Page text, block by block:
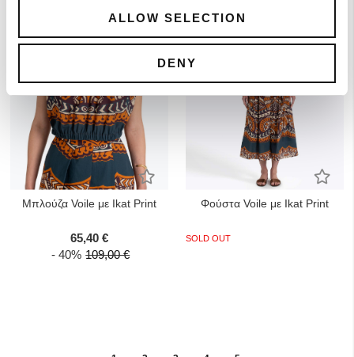
ALLOW SELECTION
DENY
Προσθήκη στα Αγαπημένα
Mπλούζα Voile με Ikat Print
109,00 €
- 40%
65,40 €
Φούστα Voile με Ikat Print
SOLD OUT